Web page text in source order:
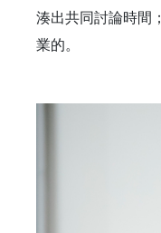
湊出共同討論時間
業的。